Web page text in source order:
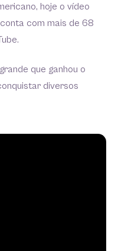
hoje o vídeo
com mais de 68
que ganhou o
diversos